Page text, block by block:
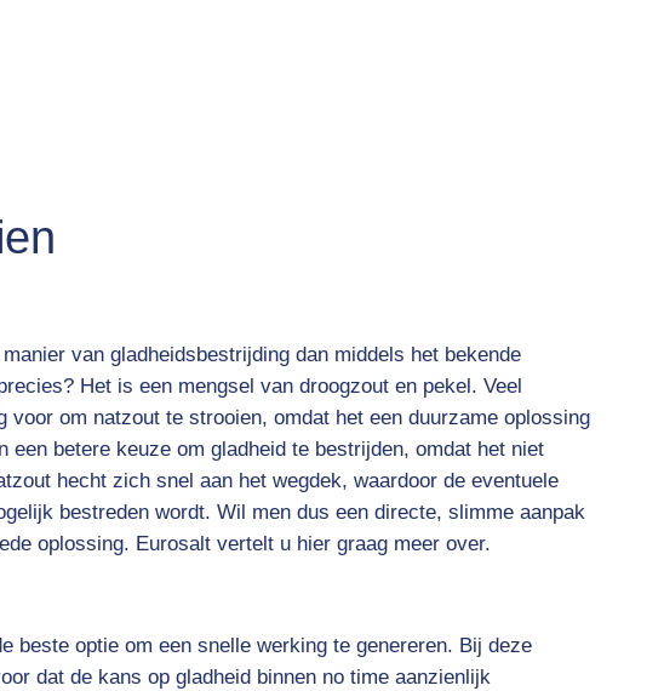
van gladheidsbestrijding dan middels het bekende
Het is een mengsel van droogzout en pekel. Veel
voor om natzout te strooien, omdat het een duurzame oplossing
een betere keuze om gladheid te bestrijden, omdat het niet
hecht zich snel aan het wegdek, waardoor de eventuele
bestreden wordt. Wil men dus een directe, slimme aanpak
oplossing. Eurosalt vertelt u hier graag meer over.
beste optie om een snelle werking te genereren. Bij deze
dat de kans op gladheid binnen no time aanzienlijk